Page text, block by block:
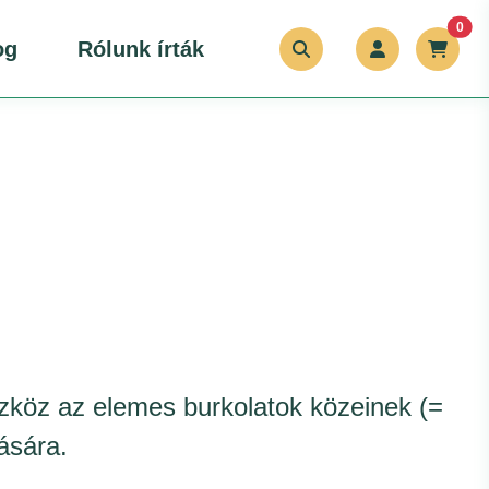
Rólunk írták
0
az elemes burkolatok közeinek (=